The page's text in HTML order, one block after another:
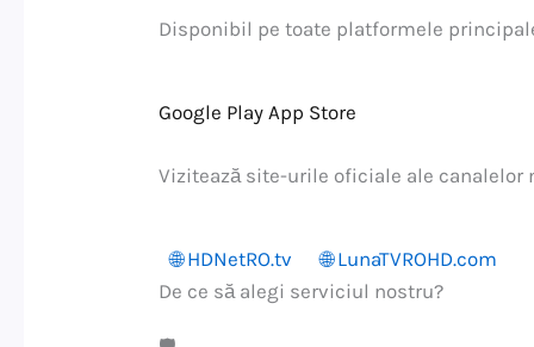
Disponibil pe toate platformele
Google Play App Store
Vizitează site-urile oficiale ale canalelor
🌐 HDNetRO.tv
🌐 LunaTVROHD.com
De ce să alegi serviciul nostru?